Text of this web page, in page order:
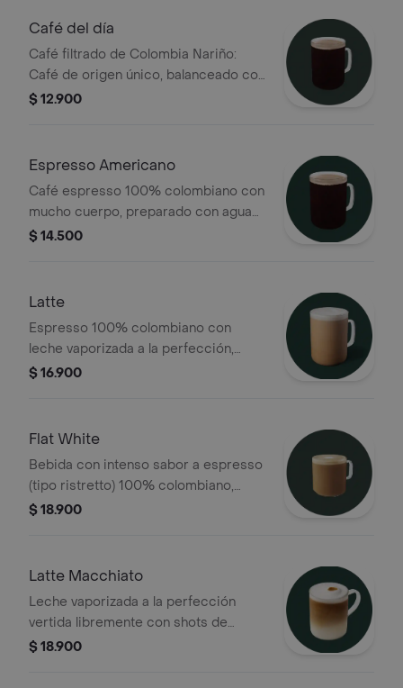
Café del día
Café filtrado de Colombia Nariño:
Café de origen único, balanceado con
una acidez, tostado y cuerpo medio,
$ 12.900
Espresso Americano
Café espresso 100% colombiano con
mucho cuerpo, preparado con agua
caliente al verdadero estilo europeo
$ 14.500
Latte
Espresso 100% colombiano con
leche vaporizada a la perfección,
ligeramente cubierto con espuma
$ 16.900
Flat White
Bebida con intenso sabor a espresso
(tipo ristretto) 100% colombiano,
preparada con leche entera para
$ 18.900
Latte Macchiato
Leche vaporizada a la perfección
vertida libremente con shots de
espresso 100% colombiano, con un
$ 18.900